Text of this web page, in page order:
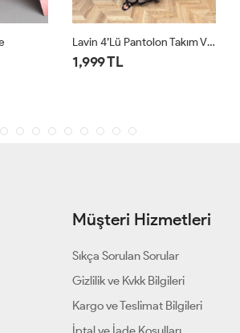
1,999 TL
Müşteri Hizmetleri
Sıkça Sorulan Sorular
Gizlilik ve Kvkk Bilgileri
Kargo ve Teslimat Bilgileri